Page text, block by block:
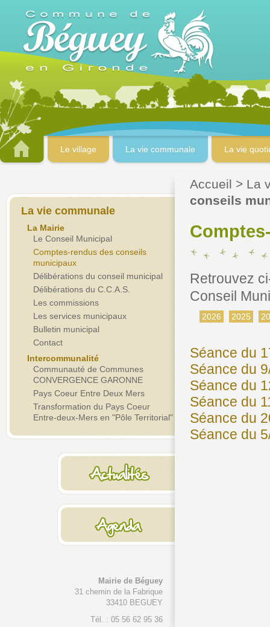
Le village La vie communale La vie
La vie communale
La Mairie
Le Conseil Municipal
Comptes-rendus des conseils
municipaux
Délibérations du conseil municipal
Délibérations du C.C.A.S.
Les commissions
Les services municipaux
Bulletin municipal
Contact
Intercommunalité
Communauté de Communes
CONVERGENCE GARONNE
Pays Coeur Entre Deux Mers
Transformation du Pays Coeur
Entre-deux-Mers en "Pôle Territorial"
Mairie de Béguey
31 chemin de la Fabrique
33410 BEGUEY
Tél. : 05 56 62 95 36
Accueil > La
conseils
Retrouvez
Conseil
2026 2025
Séance du
Séance du
Séance du
Séance du
Séance du
Séance du